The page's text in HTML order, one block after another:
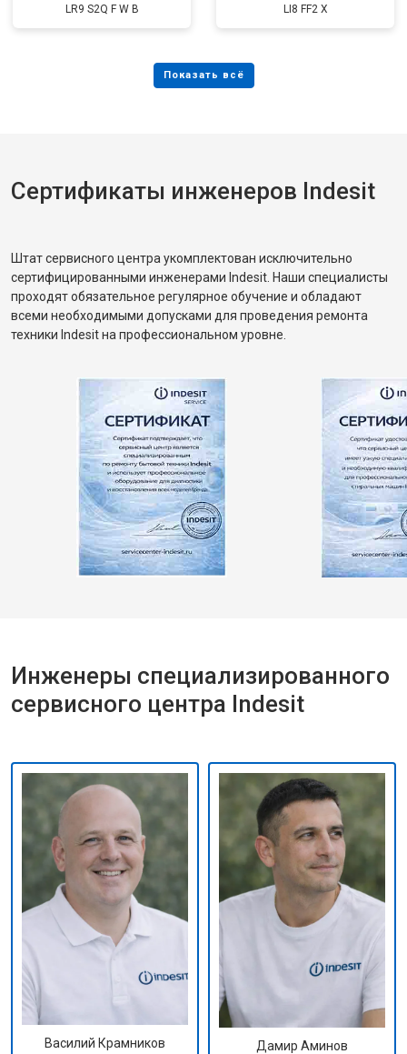
LR9 S2Q F W B LI8 FF2 X
Сертификаты инженеров Indesit
Штат сервисного центра укомплектован исключительно
сертифицированными инженерами Indesit. Наши специалисты
проходят обязательное регулярное обучение и обладают
всеми необходимыми допусками для проведения ремонта
техники Indesit на профессиональном уровне.
Инженеры специализированного
сервисного центра Indesit
Василий Крамников Дамир Аминов